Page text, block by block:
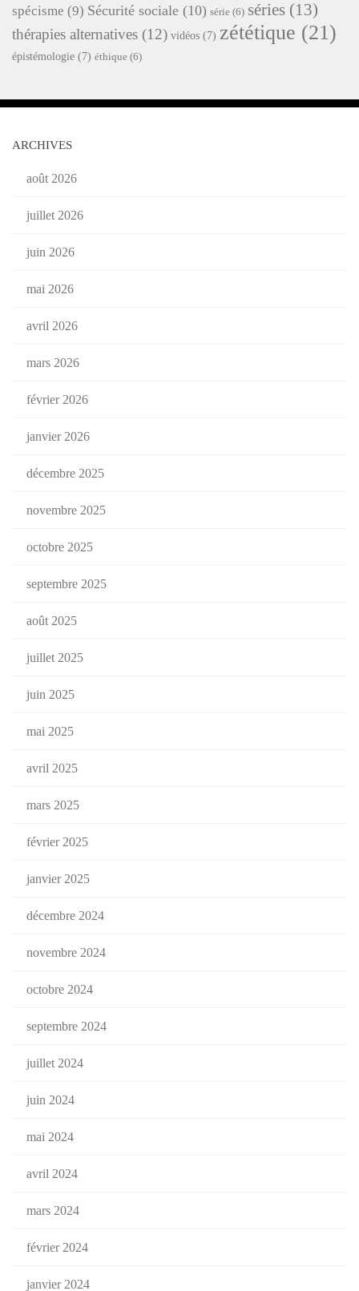
spécisme (9) Sécurité sociale (10) série (6) séries (13)
thérapies alternatives (12) vidéos (7) zététique (21)
épistémologie (7) éthique (6)
ARCHIVES
août 2026
juillet 2026
juin 2026
mai 2026
avril 2026
mars 2026
février 2026
janvier 2026
décembre 2025
novembre 2025
octobre 2025
septembre 2025
août 2025
juillet 2025
juin 2025
mai 2025
avril 2025
mars 2025
février 2025
janvier 2025
décembre 2024
novembre 2024
octobre 2024
septembre 2024
juillet 2024
juin 2024
mai 2024
avril 2024
mars 2024
février 2024
janvier 2024